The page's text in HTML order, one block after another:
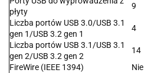
płyty
9
Liczba portów USB 3.0/USB 3.1
gen 1/USB 3.2 gen 1
4
Liczba portów USB 3.1/USB 3.1
gen 2/USB 3.2 gen 2
14
FireWire (IEEE 1394)
Nie